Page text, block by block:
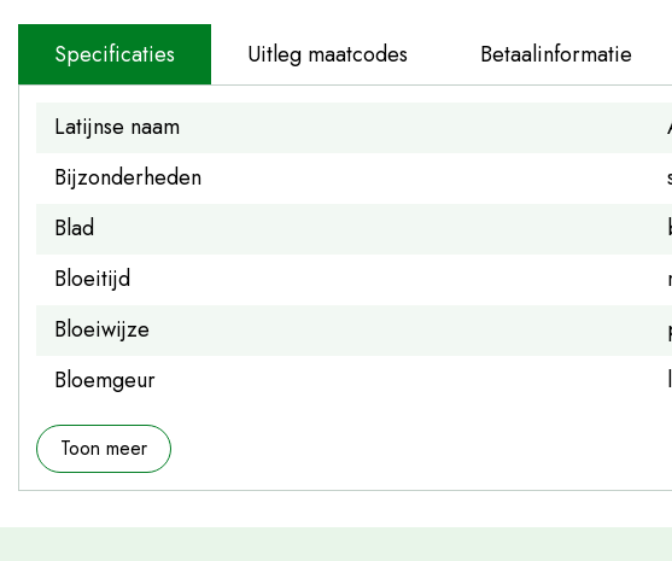
Specificaties Uitleg maatcodes Betaalinformatie
Latijnse naam
Bijzonderheden
Blad
Bloeitijd
Bloeiwijze
Bloemgeur
Toon meer